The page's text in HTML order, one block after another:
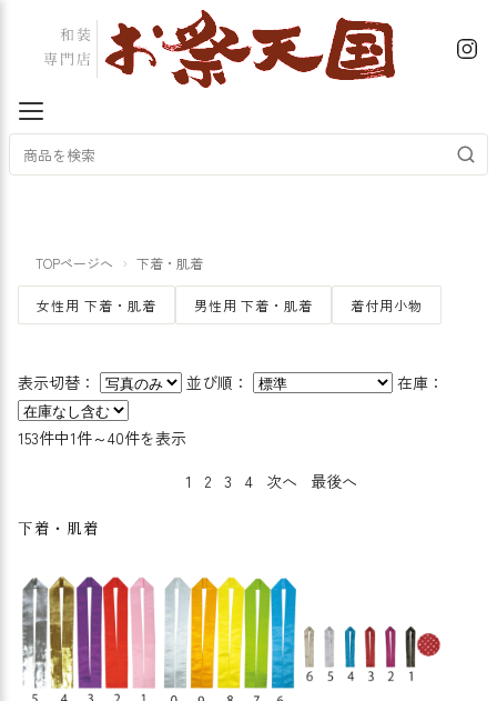
TOPページへ 下着・肌着
女性用 下着・肌着 男性用 下着・肌着 着付用小物
表示切替： 並び順： 在庫：
153件中1件～40件を表示
1
2 3 4 次へ 最後へ
下着・肌着